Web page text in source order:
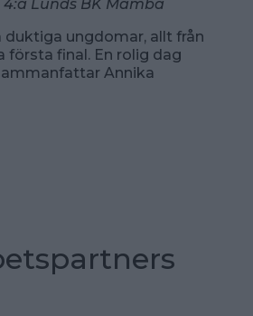
4:a Lunds BK Mamba
ungdomar, allt från
första final. En rolig dag
Annika